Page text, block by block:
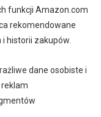
funkcji Amazon.com
rekomendowane
historii zakupów.
dane osobiste i